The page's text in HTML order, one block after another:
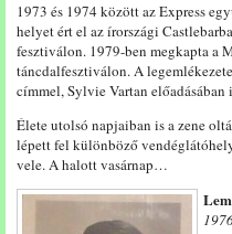
1973 és 1974 között az Express
helyet ért el az írországi
fesztiválon. 1979-ben megkapta a
táncdalfesztiválon. A
címmel, Sylvie Vartan
Élete utolsó napjaiban is a zene
lépett fel különböző
vele. A halott vasárnap…